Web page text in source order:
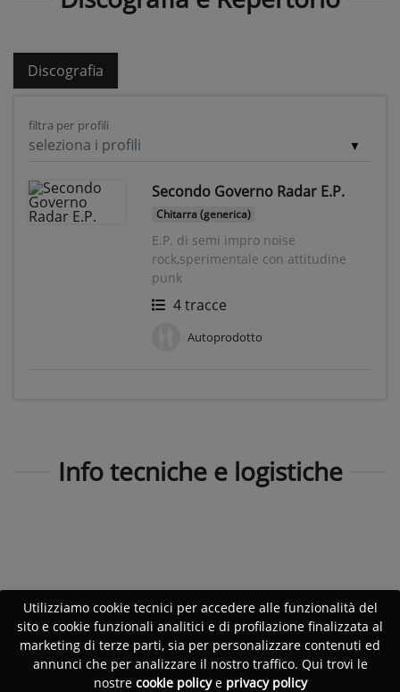
Discografia
filtra per profili
seleziona i profili
Secondo Governo Radar E.P.
Chitarra (generica)
E.P. di semi impro noise
rock,sperimentale con attitudine
punk
4 tracce
Autoprodotto
Info tecniche e logistiche
Utilizziamo cookie tecnici per accedere alle funzionalità del
sito e cookie funzionali analitici e di profilazione finalizzata al
marketing di terze parti, sia per personalizzare contenuti ed
annunci che per analizzare il nostro traffico. Qui trovi le
nostre cookie policye privacy policy